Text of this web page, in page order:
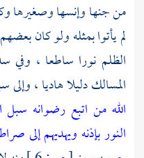
من جنها وإنسها وصغيرها
لم يأتوا بمثله ولو كان
الظلم نورا ساطعا ، وفي
المسالك دليلا هاديا ،
الله من اتبع رضوانه
النور بإذنه ويهديهم إلى